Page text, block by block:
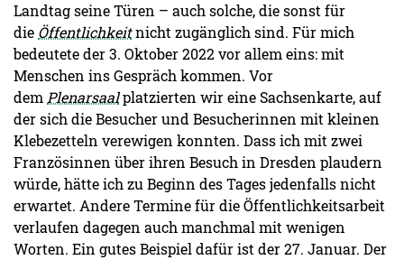
Landtag seine Türen – auch solche, die sonst für
die Öffentlichkeitnicht zugänglich sind. Für mich
bedeutete der 3. Oktober 2022 vor allem eins: mit
Menschen ins Gespräch kommen. Vor
demPlenarsaalplatzierten wir eine Sachsenkarte, auf
der sich die Besucher und Besucherinnen mit kleinen
Klebezetteln verewigen konnten. Dass ich mit zwei
Französinnen über ihren Besuch in Dresden plaudern
würde, hätte ich zu Beginn des Tages jedenfalls nicht
erwartet. Andere Termine für die Öffentlichkeitsarbeit
verlaufen dagegen auch manchmal mit wenigen
Worten. Ein gutes Beispiel dafür ist der 27. Januar. Der